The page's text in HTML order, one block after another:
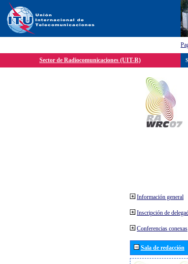
Sector de Radiocomunicaciones (UIT-R)
Información general
Inscripción de
Conferencias conexas
Sala de redacción